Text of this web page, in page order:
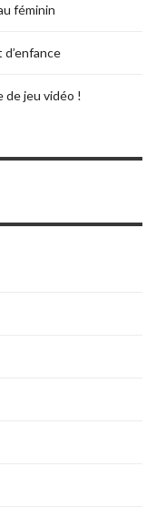
féminin
de jeu vidéo !